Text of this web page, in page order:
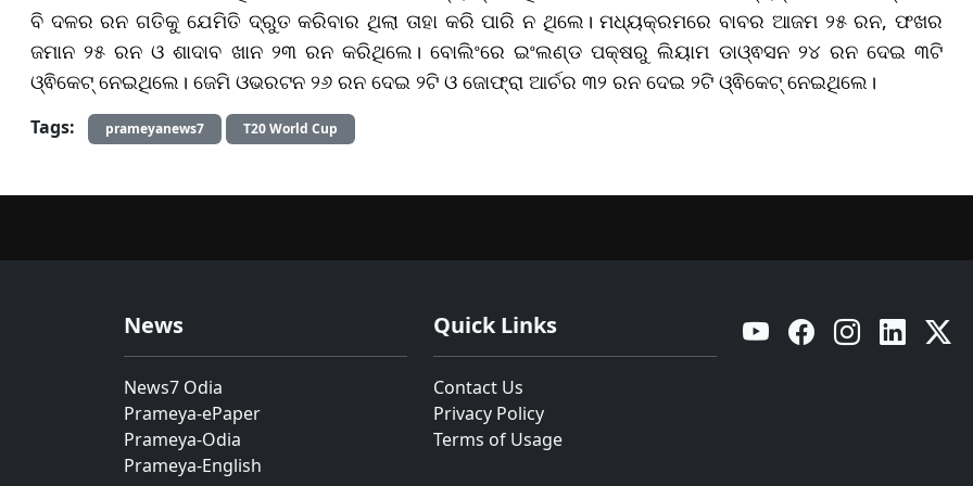
ବି ଦଳର ରନ ଗତିକୁ ଯେମିତି ଦ୍ରୁତ କରିବାର ଥିଲା ତାହା କରି ପାରି ନ ଥିଲେ। ମଧ୍ୟକ୍ରମରେ ବାବର ଆଜମ ୨୫ ରନ, ଫଖର
ଜମାନ ୨୫ ରନ ଓ ଶାଦାବ ଖାନ ୨୩ ରନ କରିଥିଲେ। ବୋଲିଂରେ ଇଂଲଣ୍ଡ ପକ୍ଷରୁ ଲିୟାମ ଡାଓ୍ଵସନ ୨୪ ରନ ଦେଇ ୩ଟି
ଓ୍ଵିକେଟ୍ ନେଇଥିଲେ। ଜେମି ଓଭରଟନ ୨୬ ରନ ଦେଇ ୨ଟି ଓ ଜୋଫ୍ରା ଆର୍ଚର ୩୨ ରନ ଦେଇ ୨ଟି ଓ୍ଵିକେଟ୍ ନେଇଥିଲେ।
Tags: prameyanews7 T20 World Cup
News
News7 Odia
Prameya-ePaper
Prameya-Odia
Prameya-English
Quick Links
Contact Us
Privacy Policy
Terms of Usage
YouTube Facebook Instagram Linkedin